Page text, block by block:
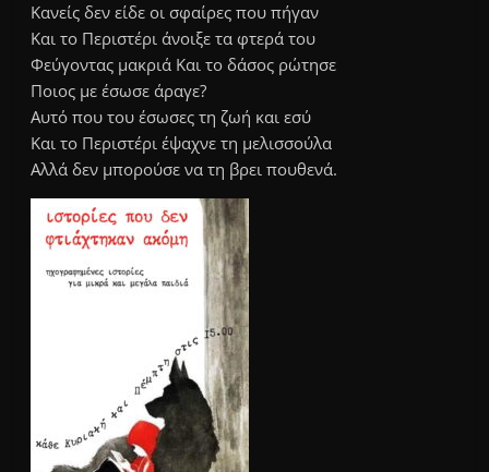
Κανείς δεν είδε οι σφαίρες που πήγαν
Και το Περιστέρι άνοιξε τα φτερά του
Φεύγοντας μακριά Και το δάσος ρώτησε
Ποιος με έσωσε άραγε?
Αυτό που του έσωσες τη ζωή και εσύ
Και το Περιστέρι έψαχνε τη μελισσούλα
Αλλά δεν μπορούσε να τη βρει πουθενά.